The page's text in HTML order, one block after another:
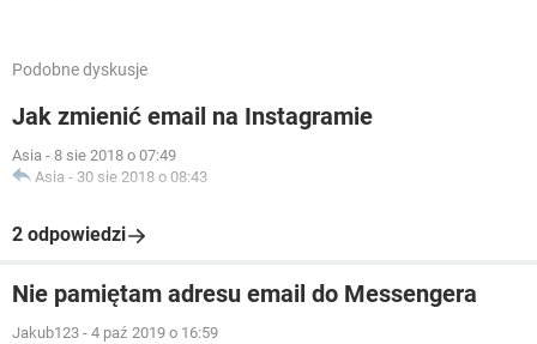
Podobne dyskusje
Jak zmienić email na Instagramie
Asia - 8 sie 2018 o 07:49
Asia - 30 sie 2018 o 08:43
2 odpowiedzi
Nie pamiętam adresu email do Messengera
Jakub123 - 4 paź 2019 o 16:59